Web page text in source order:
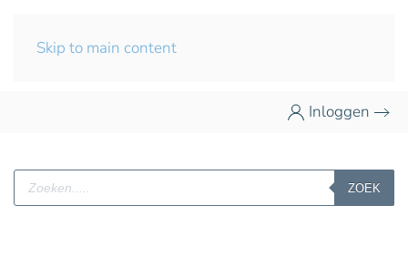
Skip to main content
Inloggen
Producten
zoeken
ZOEK